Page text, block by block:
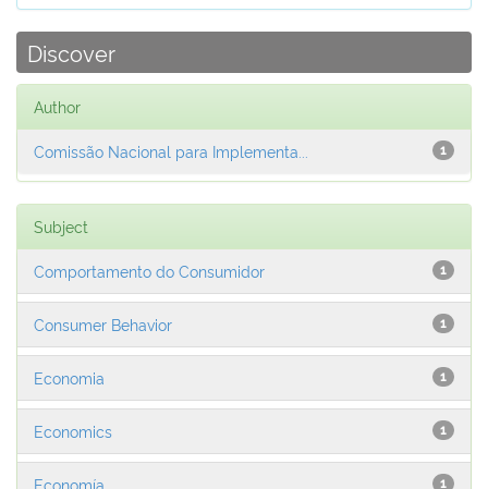
Discover
Author
1
Comissão Nacional para Implementa...
Subject
1
Comportamento do Consumidor
1
Consumer Behavior
1
Economia
1
Economics
1
Economía